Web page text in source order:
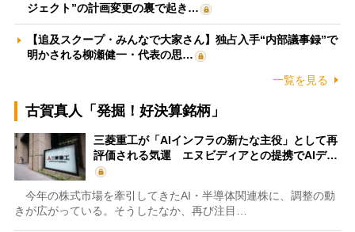
ジェクト”の計画変更の裏で起き…
【追及スクープ・みんなで大家さん】独占入手“内部議事録”で
明かされる柳瀬健一・代表の思…
一覧を見る
古賀真人「発掘！好決算銘柄」
三菱重工が「AIインフラの新たな主役」として再
評価される気運 エヌビディアとの提携でAIデ…
今年の株式市場を牽引してきたAI・半導体関連株に、調整の動
きが広がっている。そうしたなか、再び注目…